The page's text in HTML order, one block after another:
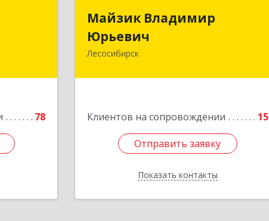
78
край,
Майзик Владимир
Юрьевич
Лесосибирск
Клиентов на сопровождении 15
Отправить заявку
Показать контакты
Юрьевич
Отправить заявку
Назад